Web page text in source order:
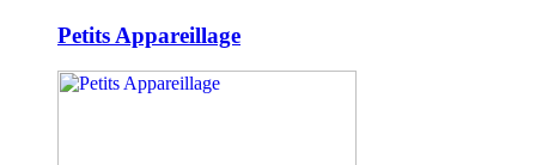
Petits Appareillage